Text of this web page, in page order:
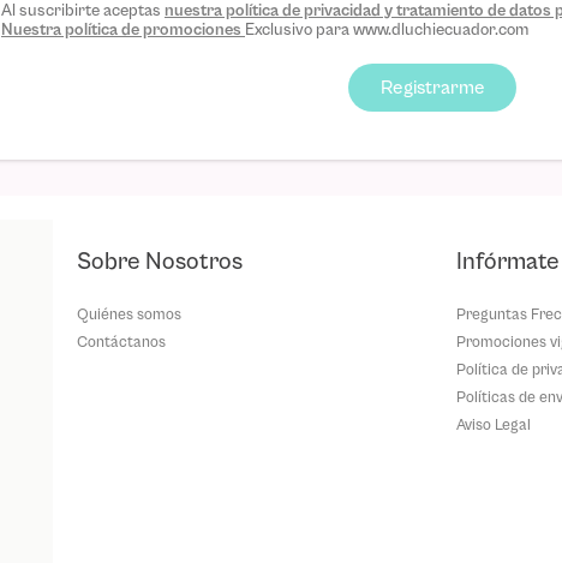
Al suscribirte aceptas nuestra política de privacidad y tratamiento de datos
Nuestra política de promociones Exclusivo para www.dluchiecuador.com
Registrarme
Sobre Nosotros
Quiénes somos
Contáctanos
Infórmate
Preguntas
Promociones
Política de
Políticas de
Aviso Legal